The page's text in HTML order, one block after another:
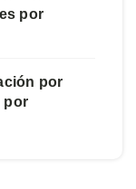
por
por
por